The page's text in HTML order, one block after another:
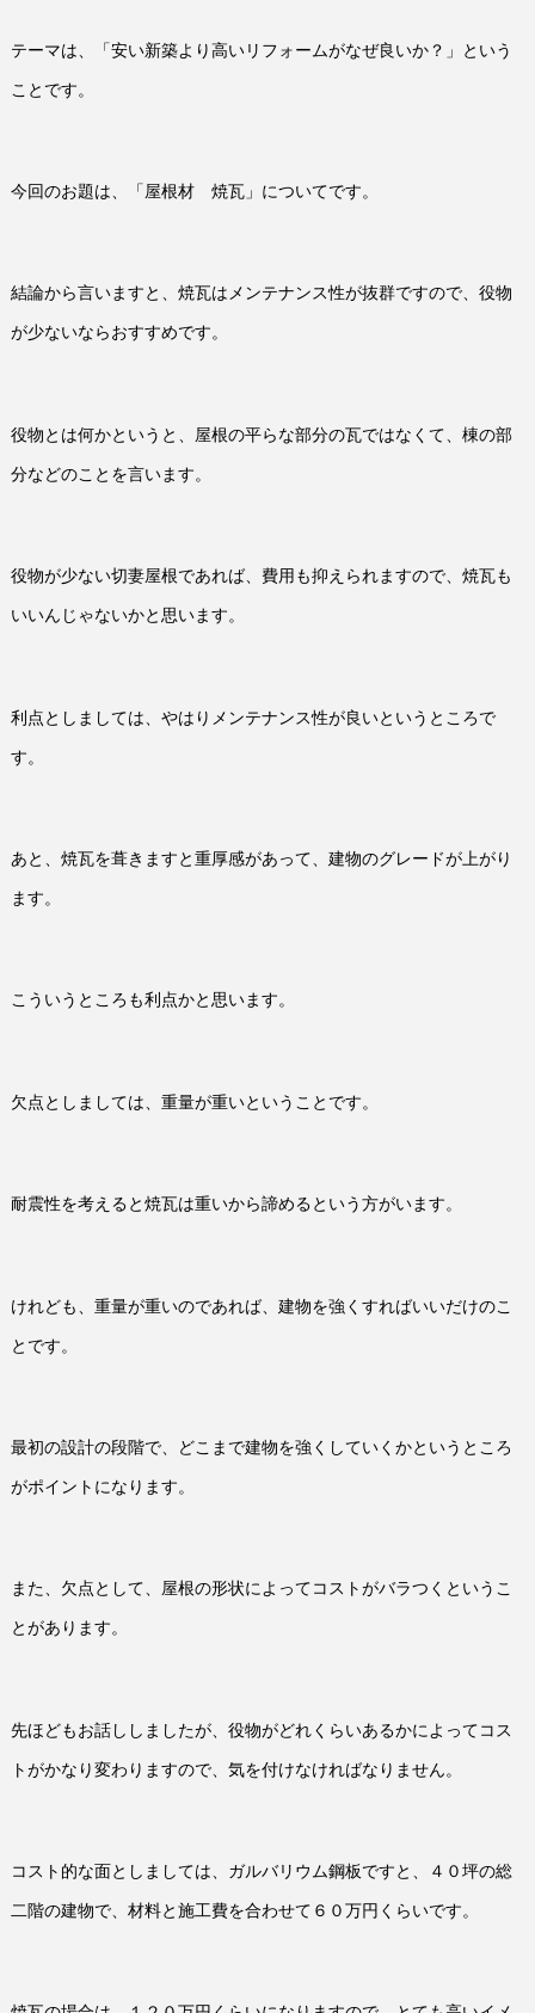
テーマは、「安い新築より高いリフォームがなぜ良いか？」という
ことです。
今回のお題は、「屋根材 焼瓦」についてです。
結論から言いますと、焼瓦はメンテナンス性が抜群ですので、役物
が少ないならおすすめです。
役物とは何かというと、屋根の平らな部分の瓦ではなくて、棟の部
分などのことを言います。
役物が少ない切妻屋根であれば、費用も抑えられますので、焼瓦も
いいんじゃないかと思います。
利点としましては、やはりメンテナンス性が良いというところで
す。
あと、焼瓦を葺きますと重厚感があって、建物のグレードが上がり
ます。
こういうところも利点かと思います。
欠点としましては、重量が重いということです。
耐震性を考えると焼瓦は重いから諦めるという方がいます。
けれども、重量が重いのであれば、建物を強くすればいいだけのこ
とです。
最初の設計の段階で、どこまで建物を強くしていくかというところ
がポイントになります。
また、欠点として、屋根の形状によってコストがバラつくというこ
とがあります。
先ほどもお話ししましたが、役物がどれくらいあるかによってコス
トがかなり変わりますので、気を付けなければなりません。
コスト的な面としましては、ガルバリウム鋼板ですと、４０坪の総
二階の建物で、材料と施工費を合わせて６０万円くらいです。